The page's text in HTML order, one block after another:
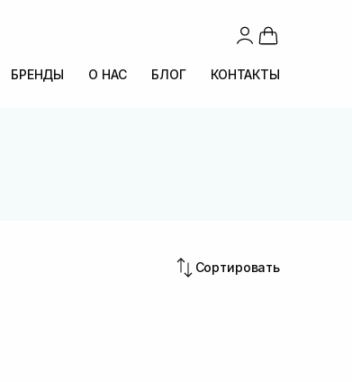
БРЕНДЫ О НАС БЛОГ КОНТАКТЫ
Сортировать